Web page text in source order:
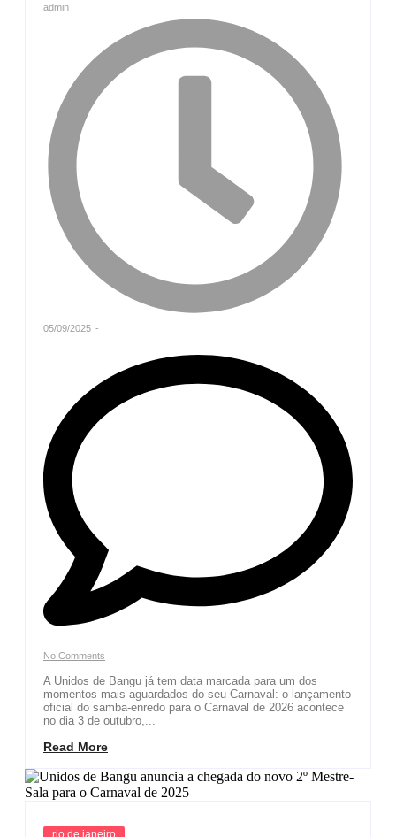
admin
05/09/2025 -
No Comments
A Unidos de Bangu já tem data marcada para um dos
momentos mais aguardados do seu Carnaval: o lançamento
oficial do samba-enredo para o Carnaval de 2026 acontece
no dia 3 de outubro,...
Read More
rio de janeiro